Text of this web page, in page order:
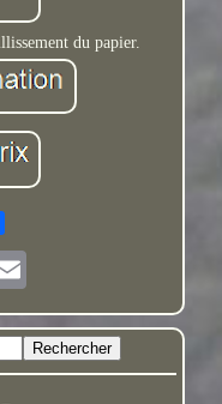
du papier.